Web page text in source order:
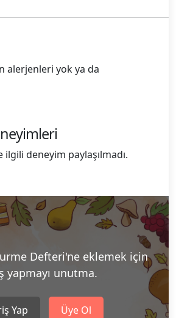
alerjenleri yok ya da
deneyim paylaşılmadı.
Defteri'ne eklemek için
yapmayı unutma.
Yap Üye Ol